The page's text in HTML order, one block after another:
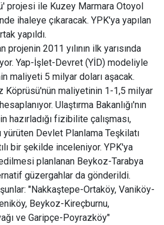
projesi ile Kuzey Marmara Otoyol
ihaleye çıkaracak. YPK'ya yapılan
yapıldı.
2011 yılının ilk yarısında
Yap-İşlet-Devret (YİD) modeliyle
maliyeti 5 milyar doları aşacak.
Köprüsü'nün maliyetinin 1-1,5 milyar
Ulaştırma Bakanlığı'nın
hazırladığı fizibilite çalışması,
yürüten Devlet Planlama Teşkilatı
bir şekilde inceleniyor. YPK'ya
planlanan Beykoz-Tarabya
güzergahlar da gönderildi.
"Nakkaştepe-Ortaköy, Vaniköy-
Beykoz-Kireçburnu,
ve Garipçe-Poyrazköy"